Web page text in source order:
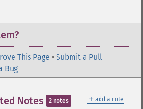
This Page • Submit a Pull
Bug
＋ add a note
Notes 2 notes